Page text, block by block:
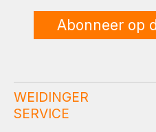
Abonneer op
WEIDINGER
SERVICE